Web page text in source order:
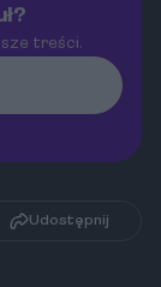
treści.
Udostępnij